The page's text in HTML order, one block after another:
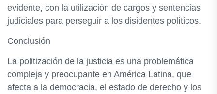
evidente, con la utilización de cargos y sentencias
judiciales para perseguir a los disidentes políticos.
Conclusión
La politización de la justicia es una problemática
compleja y preocupante en América Latina, que
afecta a la democracia, el estado de derecho y los